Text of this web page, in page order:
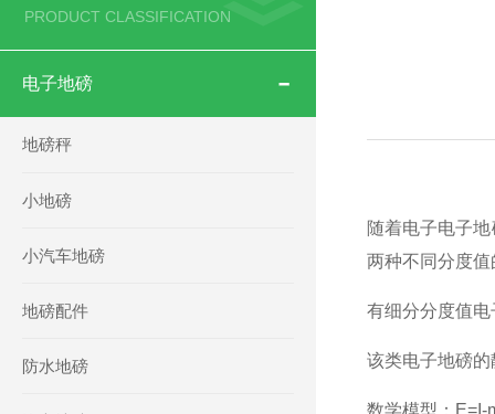
PRODUCT CLASSIFICATION
电子地磅
地磅秤
小地磅
小汽车地磅
地磅配件
防水地磅
随着电子电子地
两种不同分度
有细分分度值电
该类电子地磅的
数学模型：E=I-